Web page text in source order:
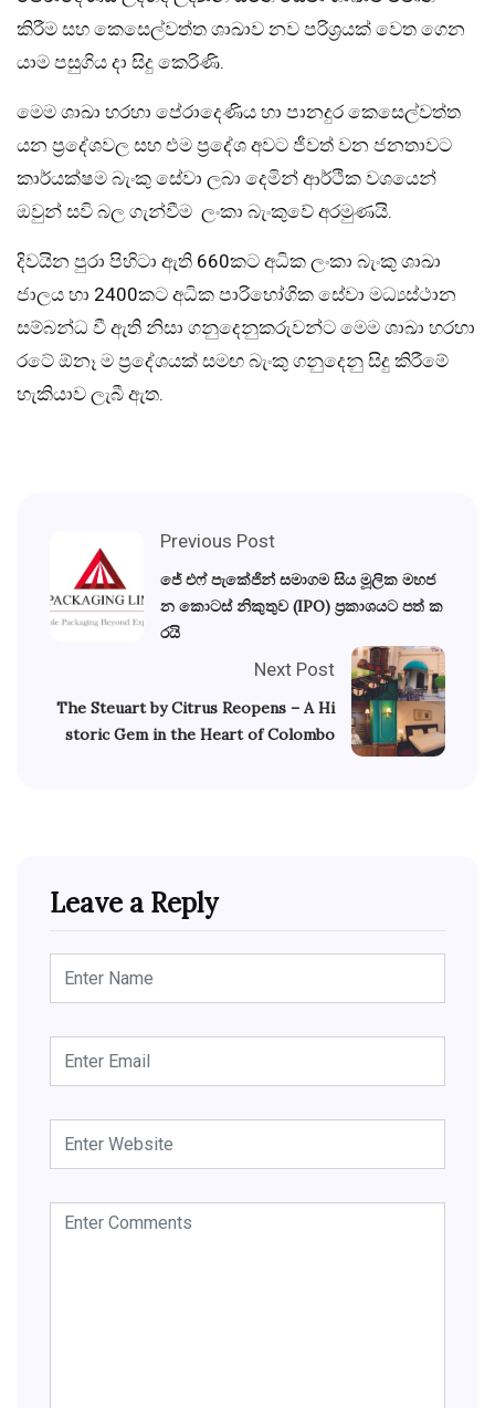
කිරීම සහ කෙසෙල්වත්ත ශාඛාව නව පරිශ්‍රයක් වෙත ගෙන
යාම පසුගිය දා සිදු කෙරිණි.
මෙම ශාඛා හරහා පේරාදෙණිය හා පානදුර කෙසෙල්වත්ත
යන ප්‍රදේශවල සහ එම ප්‍රදේශ අවට ජීවත් වන ජනතාවට
කාර්යක්ෂම බැංකු සේවා ලබා දෙමින් ආර්ථික වශයෙන්
ඔවුන් සවි බල ගැන්වීම ලංකා බැංකුවේ අරමුණයි.
දිවයින පුරා පිහිටා ඇති 660කට අධික ලංකා බැංකු ශාඛා
ජාලය හා 2400කට අධික පාරිභෝගික සේවා මධ්‍යස්ථාන
සම්බන්ධ වී ඇති නිසා ගනුදෙනුකරුවන්ට මෙම ශාඛා හරහා
රටේ ඕනෑ ම ප්‍රදේශයක් සමඟ බැංකු ගනුදෙනු සිදු කිරීමේ
හැකියාව ලැබී ඇත.
Previous Post
ජේ එෆ් පැකේජින් සමාගම සිය මූලික මහජ
න කොටස් නිකුතුව (IPO) ප්‍රකාශයට පත් ක
රයි
Next Post
The Steuart by Citrus Reopens – A Hi
storic Gem in the Heart of Colombo
Leave a Reply